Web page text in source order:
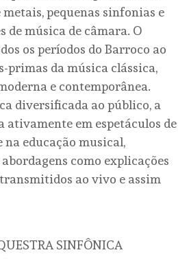
pequenas sinfonias e
de música de câmara. O
os períodos do Barroco ao
primas da música clássica,
e contemporânea.
diversificada ao público, a
em espetáculos de
na educação musical,
como explicações
ao vivo e assim
SINFÔNICA